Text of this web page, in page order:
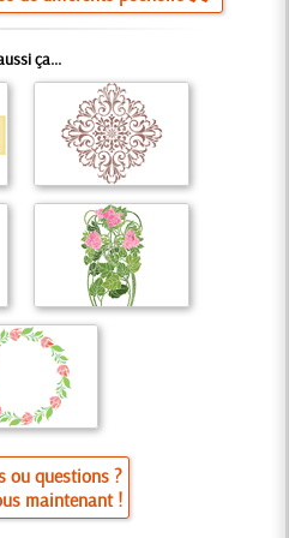
ça...
ou questions ?
maintenant !